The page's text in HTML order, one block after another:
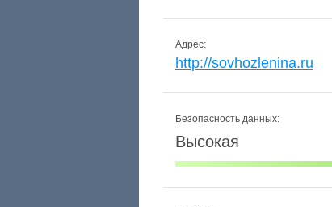
Адрес:
http://sovhozlenina.ru
Безопасность данных:
Высокая